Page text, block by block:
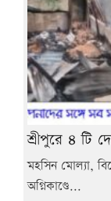
শ্রীপুরে ৪ টি
মহসিন মোল্যা,
অগ্নিকাণ্ডে...